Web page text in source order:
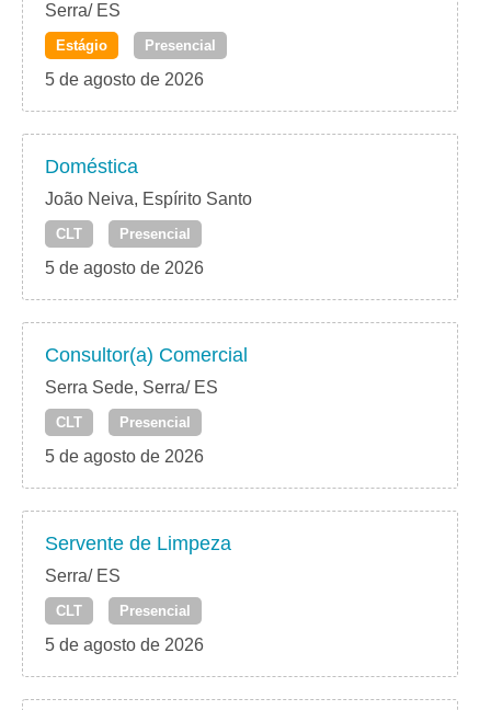
Serra/ ES
Estágio Presencial
5 de agosto de 2026
Doméstica
João Neiva, Espírito Santo
CLT Presencial
5 de agosto de 2026
Consultor(a) Comercial
Serra Sede, Serra/ ES
CLT Presencial
5 de agosto de 2026
Servente de Limpeza
Serra/ ES
CLT Presencial
5 de agosto de 2026